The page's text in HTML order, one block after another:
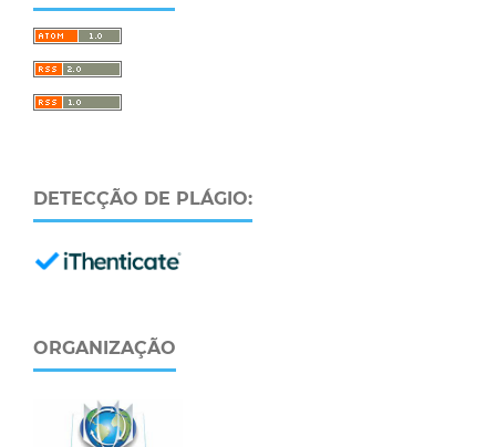
DETECÇÃO DE PLÁGIO:
ORGANIZAÇÃO